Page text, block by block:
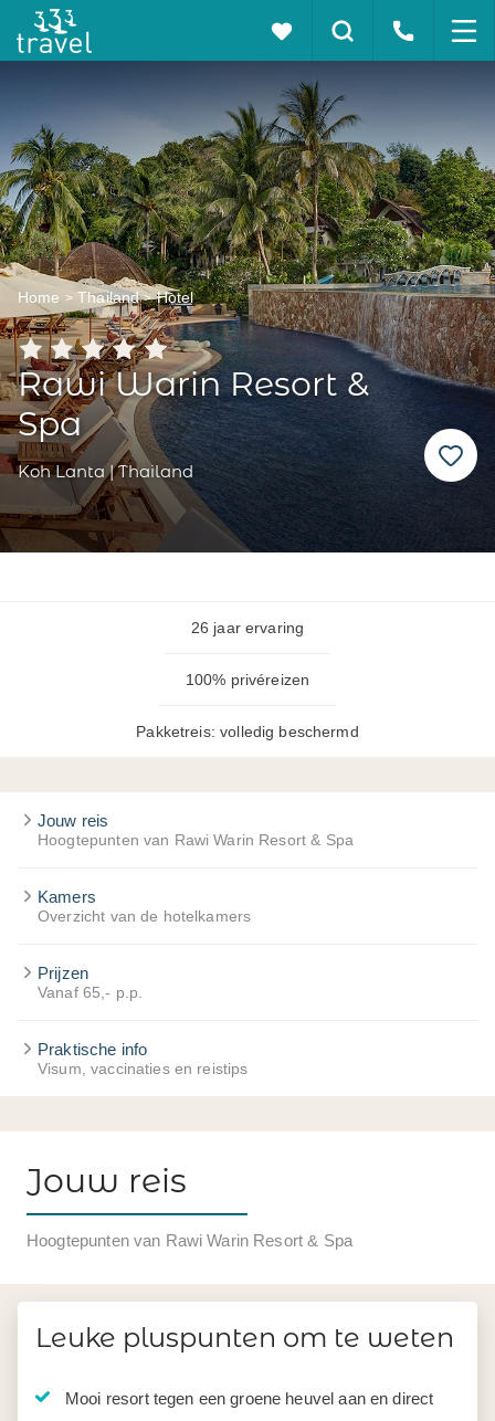
Home Thailand Hotel
Rawi Warin Resort &
Spa
Koh Lanta | Thailand
26 jaar ervaring
100% privéreizen
Pakketreis: volledig beschermd
Jouw reis
Hoogtepunten van Rawi Warin Resort & Spa
Kamers
Overzicht van de hotelkamers
Prijzen
Vanaf 65,- p.p.
Praktische info
Visum, vaccinaties en reistips
Jouw reis
Hoogtepunten van Rawi Warin Resort & Spa
Leuke pluspunten om te weten
Mooi resort tegen een groene heuvel aan en direct